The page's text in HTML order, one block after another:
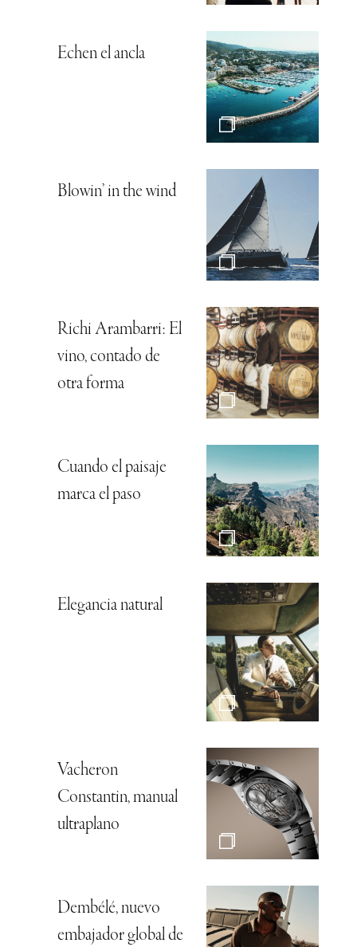
Echen el ancla
Blowin’ in the wind
Richi Arambarri: El
vino, contado de
otra forma
Cuando el paisaje
marca el paso
Elegancia natural
Vacheron
Constantin, manual
ultraplano
Dembélé, nuevo
embajador global de